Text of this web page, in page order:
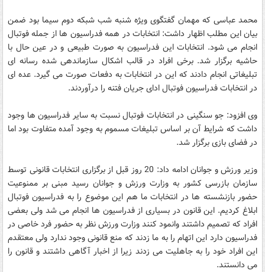
محمد عباسی که مهمان گفتگوی ویژه شنبه شب شبکه دوم سیما بود ضمن
بیان این مطلب اظهار داشت: انتخابات در همه فدراسیون ها از جمله فوتبال
انجام می شود. انتخابات این فدراسیون به صورت طبیعی و در عین حال با
حاشیه برگزار شد. برخی افراد در قالب اشکال سازماندهی شده رسانه ای
تبلیغاتی انجام دادند که این در انتخابات به دفعات صورت می گیرد. عده ای
در انتخابات فدراسیون فوتبال ادای جریان فتنه را درآوردند.
وی افزود: جو سنگینی در انتخابات فوتبال نسبت به سایر فدراسیون ها وجود
داشت که شرایط آن بر اساس تبلیغات مسموم به وجود آمده متفاوت بود اما
در فضای بازی برگزار شد.
وزیر ورزش و جوانان ادامه داد: 20 روز قبل از برگزاری انتخابات قانونی توسط
سازمان بازرسی کشور به وزارت ورزش و جوانان رسید مبنی بر ممنوعیت
حضور بازنشسته ها در انتخابات ما هم این موضوع را به فدراسیون فوتبال
ابلاغ کردیم. این قانون در بسیاری از فدراسیون ها انجام می شد ولی بعضی
افراد که تصمیم داشتند وانمود کنند وزارت ورزش نظر به حضور فرد خاصی در
فدراسیون دارد این اتهام را به ما زدند که منع قانونی وجود ندارد ولی معتقدم
این افراد خود را به جاهلیت می زدند زیرا از اخبار آگاهی داشتند و قانون را
می دانستند.